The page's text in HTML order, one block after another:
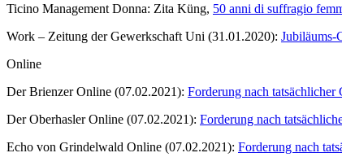
Ticino Management Donna: Zita Küng, 50 anni di suffragio
Work – Zeitung der Gewerkschaft Uni (31.01.2020): Jubiläums-
Online
Der Brienzer Online (07.02.2021): Forderung nach tatsächlicher
Der Oberhasler Online (07.02.2021): Forderung nach
Echo von Grindelwald Online (07.02.2021): Forderung nach